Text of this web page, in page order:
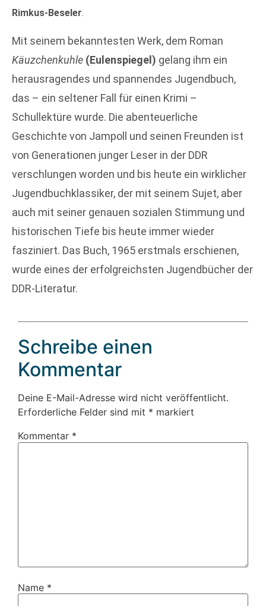
Rimkus-Beseler.
Mit seinem bekanntesten Werk, dem Roman
Käuzchenkuhle (Eulenspiegel) gelang ihm ein
herausragendes und spannendes Jugendbuch,
das – ein seltener Fall für einen Krimi –
Schullektüre wurde. Die abenteuerliche
Geschichte von Jampoll und seinen Freunden ist
von Generationen junger Leser in der DDR
verschlungen worden und bis heute ein wirklicher
Jugendbuchklassiker, der mit seinem Sujet, aber
auch mit seiner genauen sozialen Stimmung und
historischen Tiefe bis heute immer wieder
fasziniert. Das Buch, 1965 erstmals erschienen,
wurde eines der erfolgreichsten Jugendbücher der
DDR-Literatur.
Schreibe einen
Kommentar
Deine E-Mail-Adresse wird nicht veröffentlicht.
Erforderliche Felder sind mit * markiert
Kommentar *
Name *